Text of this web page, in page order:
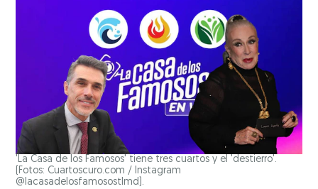
'La Casa de los Famosos' tiene tres cuartos y el 'destierro'.
(Fotos: Cuartoscuro.com / Instagram
@lacasadelosfamosostlmd).